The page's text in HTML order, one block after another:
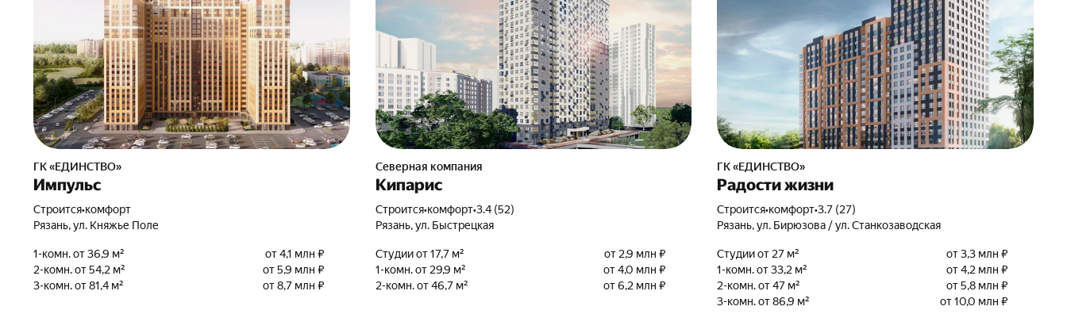
ГК «ЕДИНСТВО»
Импульс
Строится•комфорт
Рязань, ул. Княжье Поле
1-комн. от 36,9 м²
от 4,1 млн ₽
2-комн. от 54,2 м²
от 5,9 млн ₽
3-комн. от 81,4 м²
от 8,7 млн ₽
Северная компания
Кипарис
Строится•комфорт•3.4 (52)
Рязань, ул. Быстрецкая
Студии от 17,7 м²
от 2,9 млн ₽
1-комн. от 29,9 м²
от 4,0 млн ₽
2-комн. от 46,7 м²
от 6,2 млн ₽
ГК «ЕДИНСТВО»
Радости жизни
Строится•комфорт•3.7 (27)
Рязань, ул. Бирюзова / ул. Станкозаводская
Студии от 27 м²
от 3,3 млн ₽
1-комн. от 33,2 м²
от 4,2 млн ₽
2-комн. от 47 м²
от 5,8 млн ₽
3-комн. от 86,9 м²
от 10,0 млн ₽